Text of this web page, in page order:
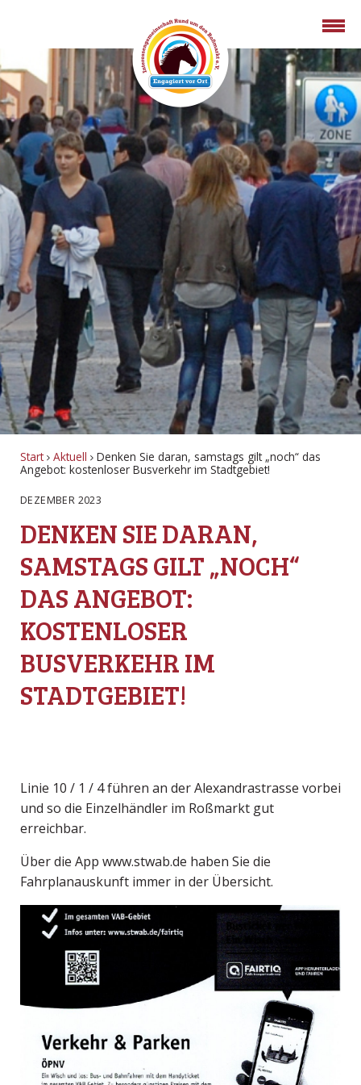
Start Aktuell
Denken Sie daran, samstags gilt „noch“ das
Angebot: kostenloser Busverkehr im Stadtgebiet!
DEZEMBER 2023
DENKEN SIE DARAN,
SAMSTAGS GILT „NOCH“
DAS ANGEBOT:
KOSTENLOSER
BUSVERKEHR IM
STADTGEBIET!
Linie 10 / 1 / 4 führen an der Alexandrastrasse vorbei
und so die Einzelhändler im Roßmarkt gut
erreichbar.
Über die App www.stwab.de haben Sie die
Fahrplanauskunft immer in der Übersicht.